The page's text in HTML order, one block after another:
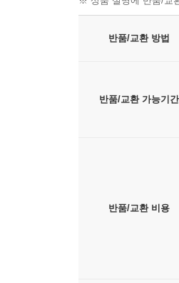
반품/교환 방법
반품/교환 가능기간
반품/교환 비용